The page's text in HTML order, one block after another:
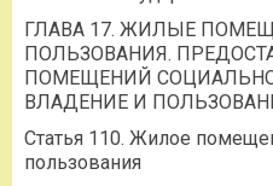
ГЛАВА 17. ЖИЛЫЕ
ПОЛЬЗОВАНИЯ.
ПОМЕЩЕНИЙ
ВЛАДЕНИЕ И
Статья 110. Жилое
пользования